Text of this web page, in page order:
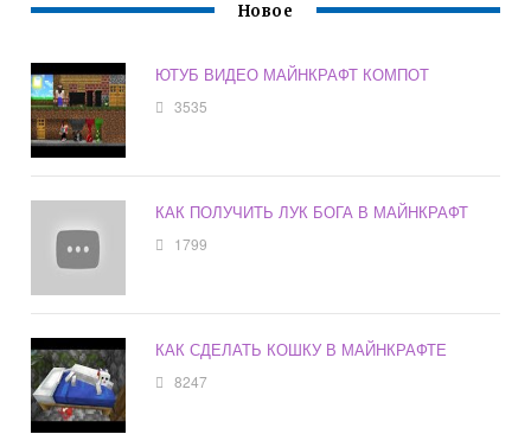
Новое
ЮТУБ ВИДЕО МАЙНКРАФТ КОМПОТ
3535
КАК ПОЛУЧИТЬ ЛУК БОГА В МАЙНКРАФТ
1799
КАК СДЕЛАТЬ КОШКУ В МАЙНКРАФТЕ
8247